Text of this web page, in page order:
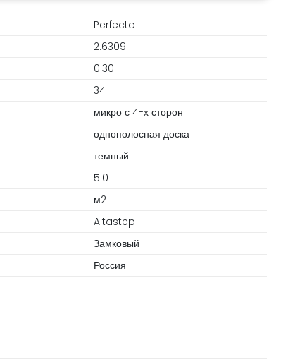
Perfecto
2.6309
0.30
34
микро с 4-х сторон
однополосная доска
темный
5.0
м2
Altastep
Замковый
Россия